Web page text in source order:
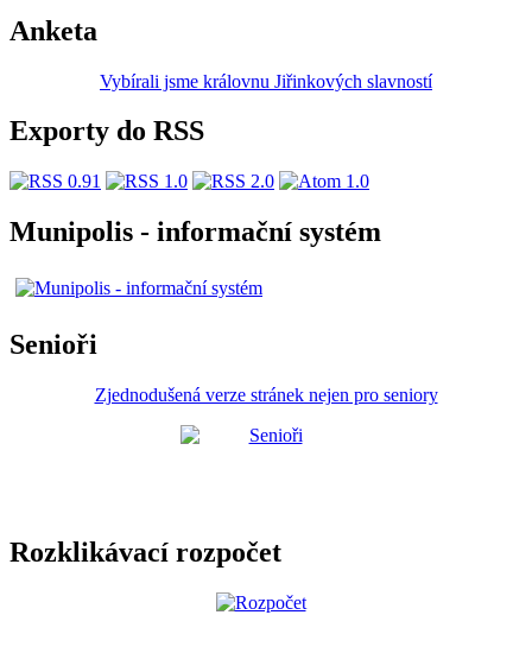
Anketa
Vybírali jsme královnu Jiřinkových slavností
Exporty do RSS
Munipolis - informační systém
Senioři
Zjednodušená verze stránek nejen pro seniory
Rozklikávací rozpočet